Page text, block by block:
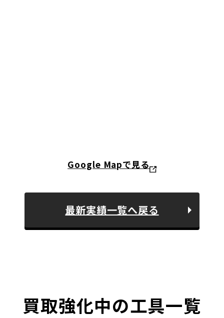
Google Mapで見る
最新実績一覧へ戻る
買取強化中の工具一覧